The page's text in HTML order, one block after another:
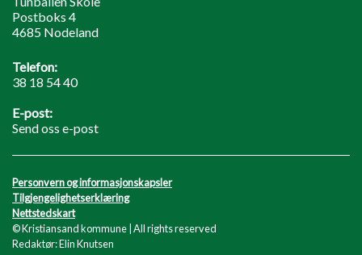
Postboks 4
4685 Nodeland
Telefon:
38 18 54 40
E-post:
Send oss e-post
Personvern og informasjonskapsler
Tilgjengelighetserklæring
Nettstedskart
© Kristiansand kommune | All rights reserved
Redaktør: Elin Knutsen